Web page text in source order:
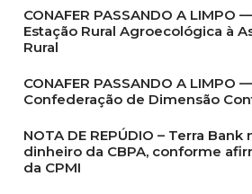
CONAFER PASSANDO A LIMPO
Estação Rural Agroecológica à
Rural
CONAFER PASSANDO A LIMPO
Confederação de Dimensão
NOTA DE REPÚDIO – Terra
dinheiro da CBPA, conforme
da CPMI